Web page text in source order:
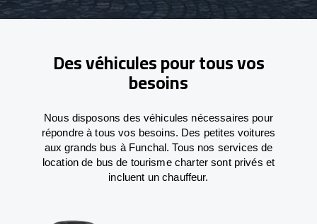
Des véhicules pour tous vos
besoins
Nous disposons des véhicules nécessaires pour
répondre à tous vos besoins. Des petites voitures
aux grands bus à Funchal. Tous nos services de
location de bus de tourisme charter sont privés et
incluent un chauffeur.